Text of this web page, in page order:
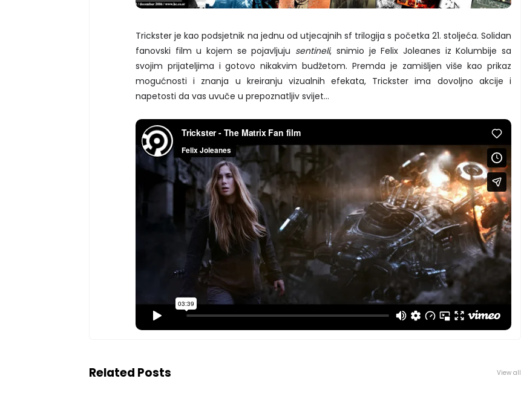
Trickster je kao podsjetnik na jednu od utjecajnih sf trilogija s početka 21. stoljeća. Solidan
fanovski film u kojem se pojavljuju sentineli, snimio je Felix Joleanes iz Kolumbije sa
svojim prijateljima i gotovo nikakvim budžetom. Premda je zamišljen više kao prikaz
mogućnosti i znanja u kreiranju vizualnih efekata, Trickster ima dovoljno akcije i
napetosti da vas uvuče u prepoznatljiv svijet…
Related Posts View all